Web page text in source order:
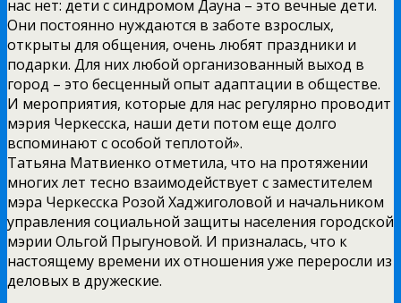
нас нет: дети с синдромом Дауна – это вечные дети.
Они постоянно нуждаются в заботе взрослых,
открыты для общения, очень любят праздники и
подарки. Для них любой организованный выход в
город – это бесценный опыт адаптации в обществе.
И мероприятия, которые для нас регулярно проводит
мэрия Черкесска, наши дети потом еще долго
вспоминают с особой теплотой».
Татьяна Матвиенко отметила, что на протяжении
многих лет тесно взаимодействует с заместителем
мэра Черкесска Розой Хаджиголовой и начальником
управления социальной защиты населения городской
мэрии Ольгой Прыгуновой. И призналась, что к
настоящему времени их отношения уже переросли из
деловых в дружеские.